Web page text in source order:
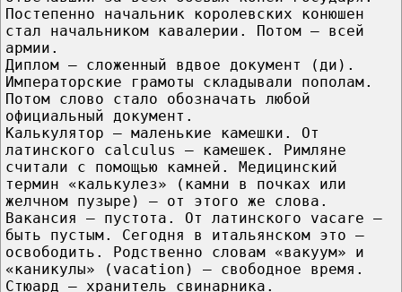
Постепенно начальник королевских конюшен
стал начальником кавалерии. Потом — всей
армии.
Диплом — сложенный вдвое документ (ди).
Императорские грамоты складывали пополам.
Потом слово стало обозначать любой
официальный документ.
Калькулятор — маленькие камешки. От
латинского calculus — камешек. Римляне
считали с помощью камней. Медицинский
термин «калькулез» (камни в почках или
желчном пузыре) — от этого же слова.
Вакансия — пустота. От латинского vacare —
быть пустым. Сегодня в итальянском это —
освободить. Родственно словам «вакуум» и
«каникулы» (vacation) — свободное время.
Стюард — хранитель свинарника.